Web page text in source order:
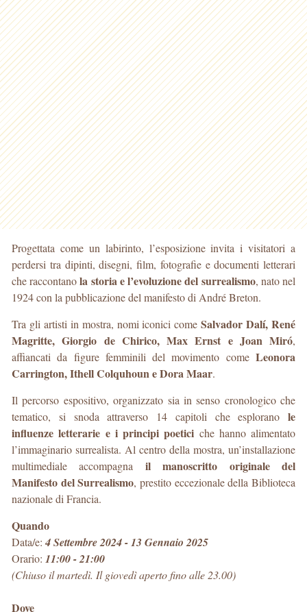
Progettata come un labirinto, l’esposizione invita i visitatori a
perdersi tra dipinti, disegni, film, fotografie e documenti letterari
che raccontanola storia e l’evoluzione del surrealismo, nato nel
1924 con la pubblicazione del manifesto di André Breton.
Tra gli artisti in mostra, nomi iconici comeSalvador Dalí, René
Magritte, Giorgio de Chirico, Max Ernst e Joan Miró,
affiancati da figure femminili del movimento come Leonora
Carrington, Ithell Colquhoun e Dora Maar.
Il percorso espositivo, organizzato sia in senso cronologico che
tematico, si snoda attraverso 14 capitoli che esplorano le
influenze letterarie e i principi poetici che hanno alimentato
l’immaginario surrealista. Al centro della mostra, un’installazione
multimediale accompagna il manoscritto originale del
Manifesto del Surrealismo, prestito eccezionale della Biblioteca
nazionale di Francia.
Quando
Data/e: 4 Settembre 2024 - 13 Gennaio 2025
Orario: 11:00 - 21:00
(Chiuso il martedì. Il giovedì aperto fino alle 23.00)
Dove